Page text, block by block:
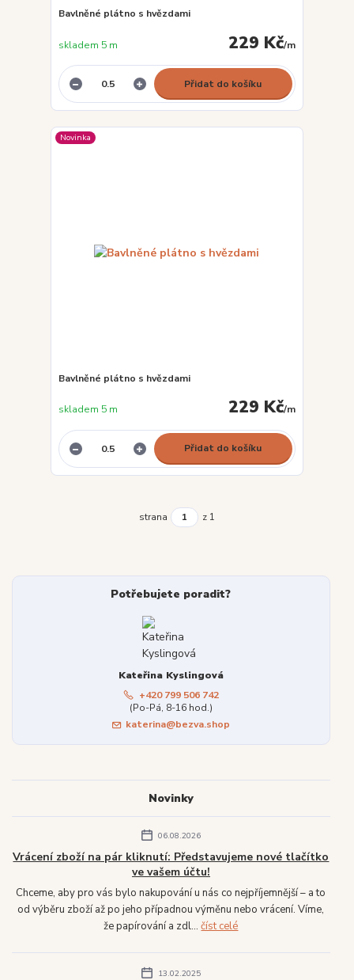
Bavlněné plátno s hvězdami
229 Kč/m
skladem 5 m
Přidat do košíku
Novinka
Bavlněné plátno s hvězdami
229 Kč/m
skladem 5 m
Přidat do košíku
strana z 1
Potřebujete poradit?
Kateřina Kyslingová
+420 799 506 742
(Po-Pá, 8-16 hod.)
katerina@bezva.shop
Novinky
06.08.2026
Vrácení zboží na pár kliknutí: Představujeme nové tlačítko
ve vašem účtu!
Chceme, aby pro vás bylo nakupování u nás co nejpříjemnější – a to
od výběru zboží až po jeho případnou výměnu nebo vrácení. Víme,
že papírování a zdl...číst celé
13.02.2025